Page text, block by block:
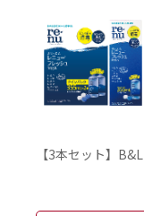
【3本セット】